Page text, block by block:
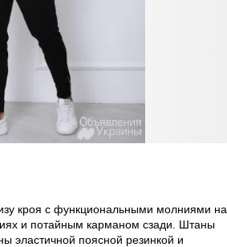
кроя с функциональными молниями на
и потайным карманом сзади. Штаны
эластичной поясной резинкой и